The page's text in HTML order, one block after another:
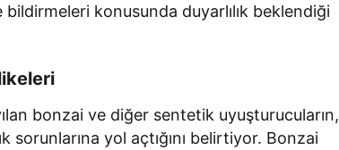
bildirmeleri konusunda duyarlılık beklendiği
bonzai ve diğer sentetik uyuşturucuların,
sorunlarına yol açtığını belirtiyor. Bonzai